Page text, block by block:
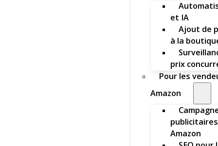
et IA
Ajout de
à la
prix
Pour les
Amazon
publicitaires
Amazon